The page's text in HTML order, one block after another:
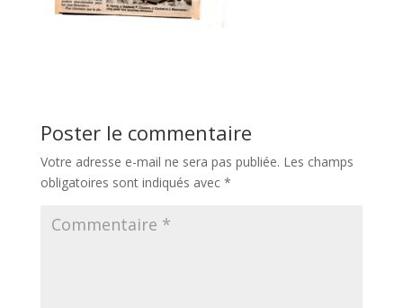
Poster le commentaire
Votre adresse e-mail ne sera pas publiée. Les champs
obligatoires sont indiqués avec *